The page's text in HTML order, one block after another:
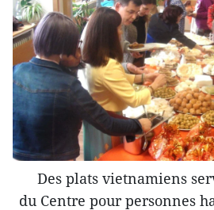
Des plats vietnamiens
du Centre pour personnes